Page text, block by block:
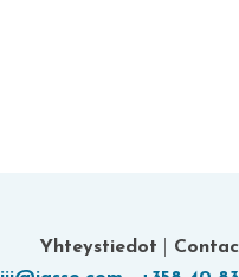
Yhteystiedot